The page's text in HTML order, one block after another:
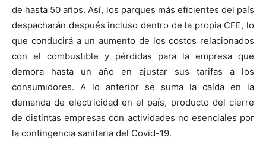
de hasta 50 años. Así, los parques más eficientes del país
despacharán después incluso dentro de la propia CFE, lo
que conducirá a un aumento de los costos relacionados
con el combustible y pérdidas para la empresa que
demora hasta un año en ajustar sus tarifas a los
consumidores. A lo anterior se suma la caída en la
demanda de electricidad en el país, producto del cierre
de distintas empresas con actividades no esenciales por
la contingencia sanitaria del Covid-19.